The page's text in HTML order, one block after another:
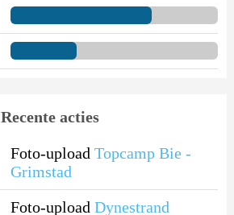
Recente acties
Foto-upload Topcamp Bie -
Grimstad
Foto-upload Dynestrand